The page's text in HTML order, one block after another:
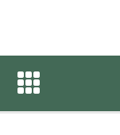
ปฏิทินกิจ
ปฏิทินกิจกรร